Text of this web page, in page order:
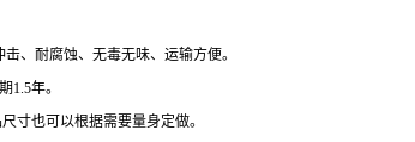
、耐腐蚀、无毒无味、运输方便。
1.5年。
寸也可以根据需要量身定做。